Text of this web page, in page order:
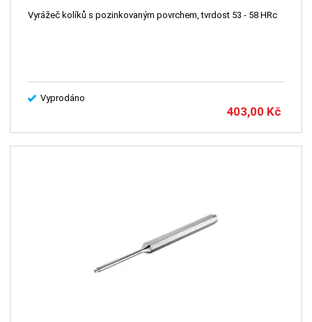
Vyrážeč kolíků s pozinkovaným povrchem, tvrdost 53 - 58 HRc
Vyprodáno
403,00 Kč